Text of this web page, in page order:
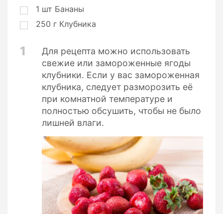
1 шт Бананы
250 г Клубника
1
Для рецепта можно использовать
свежие или замороженные ягоды
клубники. Если у вас замороженная
клубника, следует разморозить её
при комнатной температуре и
полностью обсушить, чтобы не было
лишней влаги.